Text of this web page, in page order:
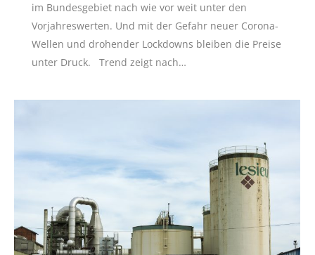
im Bundesgebiet nach wie vor weit unter den
Vorjahreswerten. Und mit der Gefahr neuer Corona-
Wellen und drohender Lockdowns bleiben die Preise
unter Druck. Trend zeigt nach…